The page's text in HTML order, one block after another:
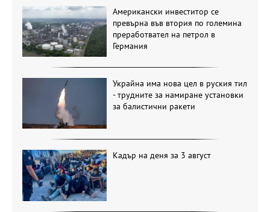
Американски инвеститор се
превърна във втория по големина
преработвател на петрол в
Германия
Украйна има нова цел в руския тил
- трудните за намиране установки
за балистични ракети
Кадър на деня за 3 август